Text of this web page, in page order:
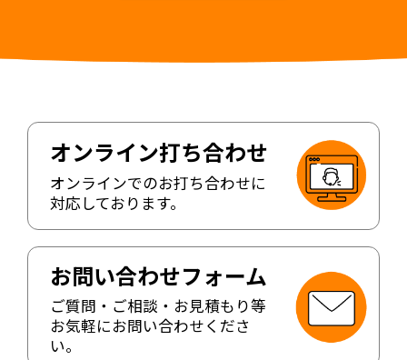
オンライン打ち合わせ
オンラインでのお打ち合わせに
対応しております。
お問い合わせフォーム
ご質問・ご相談・お見積もり等
お気軽にお問い合わせくださ
い。